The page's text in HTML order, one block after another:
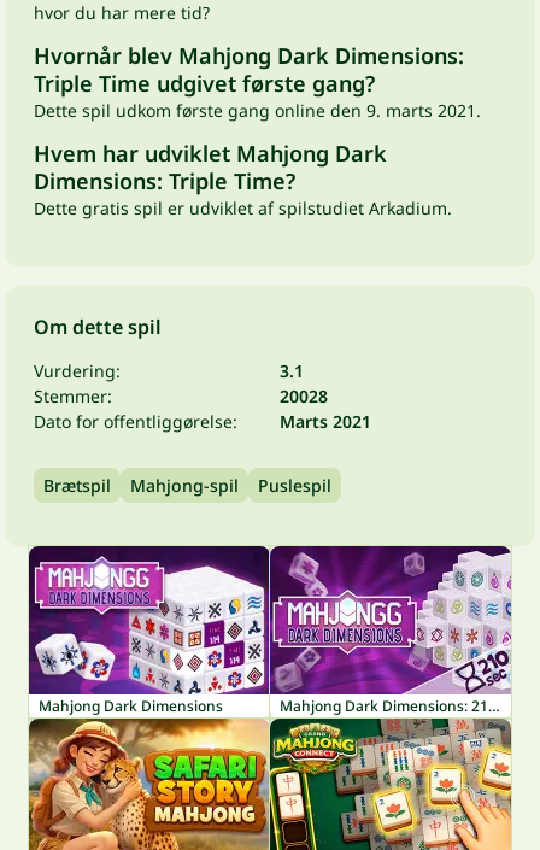
hvor du har mere tid?
Hvornår blev Mahjong Dark Dimensions:
Triple Time udgivet første gang?
Dette spil udkom første gang online den 9. marts 2021.
Hvem har udviklet Mahjong Dark
Dimensions: Triple Time?
Dette gratis spil er udviklet af spilstudiet Arkadium.
Om dette spil
Vurdering:
3.1
Stemmer:
20028
Dato for offentliggørelse:
Marts 2021
Brætspil Mahjong-spil Puslespil
Mahjong Dark Dimensions Mahjong Dark Dimensions: 210 seconds